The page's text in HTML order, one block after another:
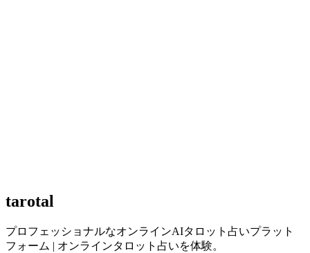
tarotal
プロフェッショナルなオンラインAIタロット占いプラット
フォーム | オンラインタロット占いを体験。